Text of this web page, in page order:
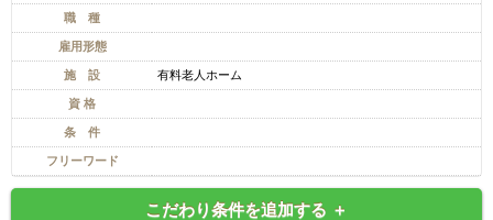
職 種
雇用形態
施 設 有料老人ホーム
資 格
条 件
フリーワード
こだわり条件を追加する ＋